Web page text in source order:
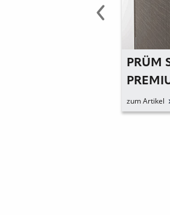
PRÜM
zum Artikel